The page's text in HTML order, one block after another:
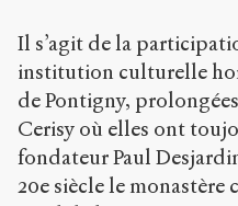
Il s’agit de la
institution culturelle
de Pontigny,
Cerisy où elles ont
fondateur Paul
20e siècle le monastère